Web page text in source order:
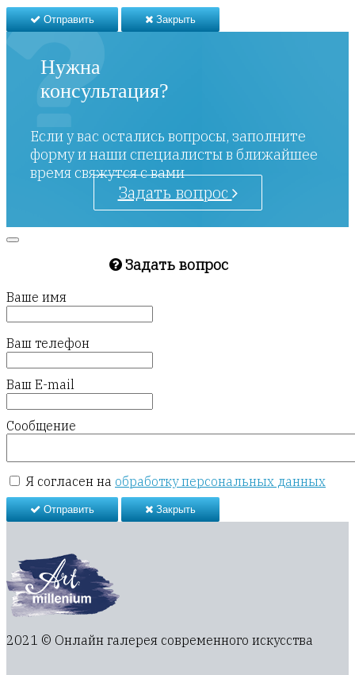
Отправить Закрыть
Нужна
консультация?
Если у вас остались вопросы, заполните
форму и наши специалисты в ближайшее
время свяжутся с вами
Задать вопрос
Задать вопрос
Ваше имя
Ваш телефон
Ваш E-mail
Сообщение
Я согласен на обработку персональных данных
Отправить Закрыть
2021 © Онлайн галерея современного искусства